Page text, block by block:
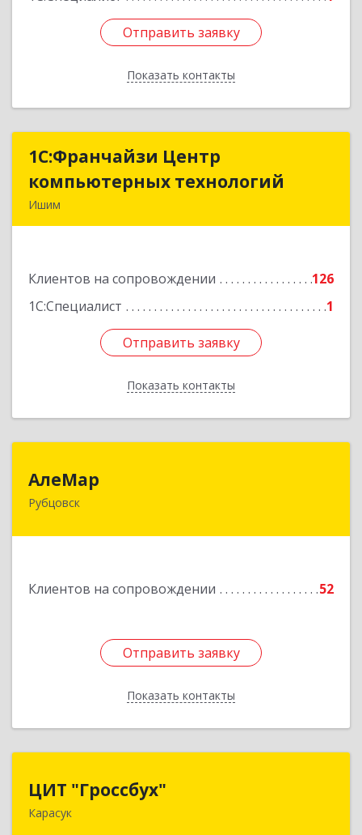
Отправить заявку
Показать контакты
Отправить заявку
Назад
1С:Франчайзи Центр
компьютерных технологий
Ишим
Клиентов на сопровождении
126
1С:Специалист
1
Отправить заявку
Показать контакты
1С:Франчайзи Центр
компьютерных технологий
Подробнее
Отправить заявку
Назад
АлеМар
Рубцовск
Клиентов на сопровождении 52
Отправить заявку
Показать контакты
Отправить заявку
Назад
ЦИТ "Гроссбух"
Карасук
632861, Новосибирская обл, Карасукский р-н,